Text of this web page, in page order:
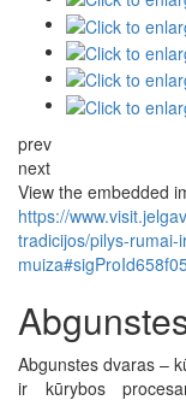
prev
next
View the embedded
https://
tradicijos/pilys-
Abgunstes dvaras –
ir kūrybos